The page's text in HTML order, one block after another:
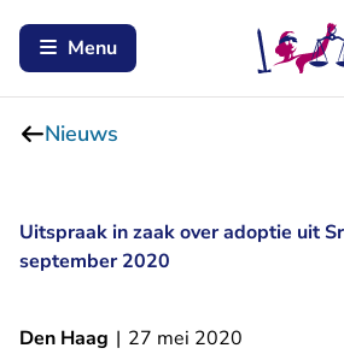
Menu
Nieuws
Uitspraak in zaak over adoptie uit
september 2020
Den Haag | 27 mei 2020